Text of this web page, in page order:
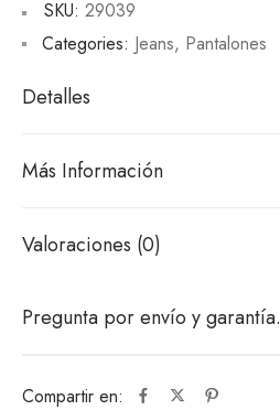
Compartir en:
SKU: 29039
Categories: Jeans, Pantalones
Detalles
Más Información
Valoraciones (0)
Pregunta por envío y garantía.